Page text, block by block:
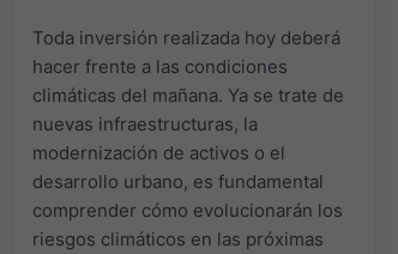
Toda inversión realizada hoy deberá
hacer frente a las condiciones
climáticas del mañana. Ya se trate de
nuevas infraestructuras, la
modernización de activos o el
desarrollo urbano, es fundamental
comprender cómo evolucionarán los
riesgos climáticos en las próximas